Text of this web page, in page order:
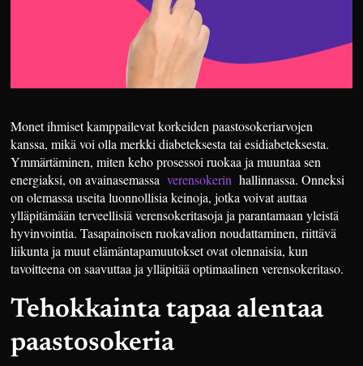
Monet ihmiset kamppailevat korkeiden paastosokeriarvojen
kanssa, mikä voi olla merkki diabeteksesta tai esidiabeteksesta.
Ymmärtäminen, miten keho prosessoi ruokaa ja muuntaa sen
energiaksi, on avainasemassa verensokerin hallinnassa. Onneksi
on olemassa useita luonnollisia keinoja, jotka voivat auttaa
ylläpitämään terveellisiä verensokeritasoja ja parantamaan yleistä
hyvinvointia. Tasapainoisen ruokavalion noudattaminen, riittävä
liikunta ja muut elämäntapamuutokset ovat olennaisia, kun
tavoitteena on saavuttaa ja ylläpitää optimaalinen verensokeritaso.
Tehokkainta tapaa alentaa
paastosokeria